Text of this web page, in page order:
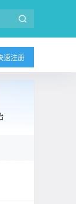
速注册